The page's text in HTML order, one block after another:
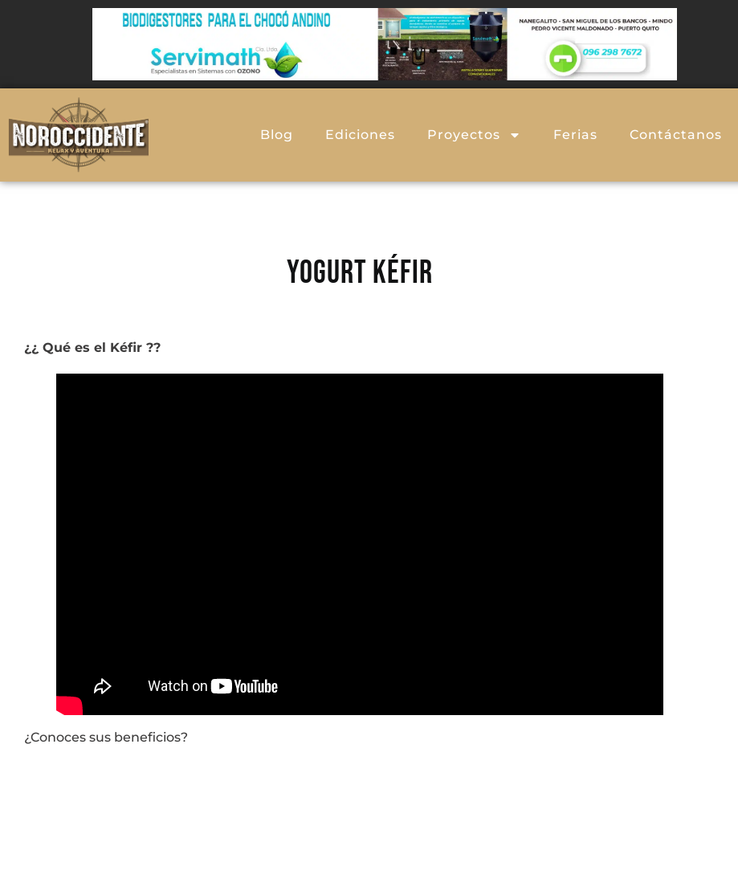
Blog Ediciones Proyectos Ferias Contáctanos
YOGURT KÉFIR
¿¿ Qué es el Kéfir ??
¿Conoces sus beneficios?